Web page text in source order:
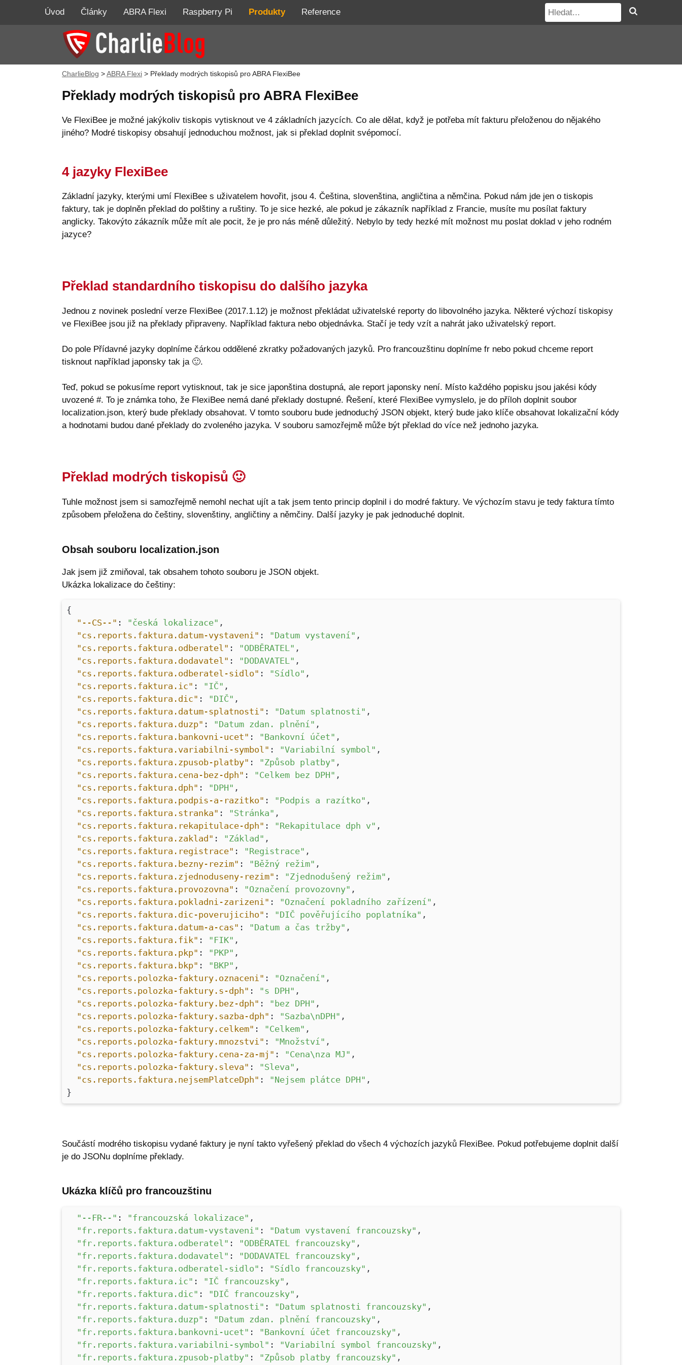
CharlieBlog >ABRA Flexi > Překlady modrých tiskopisů pro ABRA FlexiBee
Překlady modrých tiskopisů pro ABRA FlexiBee
Ve FlexiBee je možné jakýkoliv tiskopis vytisknout ve 4 základních jazycích. Co ale dělat, když je potřeba mít fakturu přeloženou do nějakého
jiného? Modré tiskopisy obsahují jednoduchou možnost, jak si překlad doplnit svépomocí.
4 jazyky FlexiBee
Základní jazyky, kterými umí FlexiBee s uživatelem hovořit, jsou 4. Čeština, slovenština, angličtina a němčina. Pokud nám jde jen o tiskopis
faktury, tak je doplněn překlad do polštiny a ruštiny. To je sice hezké, ale pokud je zákazník například z Francie, musíte mu posílat faktury
anglicky. Takovýto zákazník může mít ale pocit, že je pro nás méně důležitý. Nebylo by tedy hezké mít možnost mu poslat doklad v jeho rodném
jazyce?
Překlad standardního tiskopisu do dalšího jazyka
Jednou z novinek poslední verze FlexiBee (2017.1.12) je možnost překládat uživatelské reporty do libovolného jazyka. Některé výchozí tiskopisy
ve FlexiBee jsou již na překlady připraveny. Například faktura nebo objednávka. Stačí je tedy vzít a nahrát jako uživatelský report.
Do pole Přídavné jazyky doplníme čárkou oddělené zkratky požadovaných jazyků. Pro francouzštinu doplníme fr nebo pokud chceme report
tisknout například japonsky tak ja 🙂.
Teď, pokud se pokusíme report vytisknout, tak je sice japonština dostupná, ale report japonsky není. Místo každého popisku jsou jakési kódy
uvozené #. To je známka toho, že FlexiBee nemá dané překlady dostupné. Řešení, které FlexiBee vymyslelo, je do příloh doplnit soubor
localization.json, který bude překlady obsahovat. V tomto souboru bude jednoduchý JSON objekt, který bude jako klíče obsahovat lokalizační kódy
a hodnotami budou dané překlady do zvoleného jazyka. V souboru samozřejmě může být překlad do více než jednoho jazyka.
Překlad modrých tiskopisů 🙂
Tuhle možnost jsem si samozřejmě nemohl nechat ujít a tak jsem tento princip doplnil i do modré faktury. Ve výchozím stavu je tedy faktura tímto
způsobem přeložena do češtiny, slovenštiny, angličtiny a němčiny. Další jazyky je pak jednoduché doplnit.
Obsah souboru localization.json
Jak jsem již zmiňoval, tak obsahem tohoto souboru je JSON objekt.
Ukázka lokalizace do češtiny:
{
"--CS--" : "česká lokalizace" ,
"cs.reports.faktura.datum-vystaveni" : "Datum vystavení" ,
"cs.reports.faktura.odberatel" : "ODBĚRATEL" ,
"cs.reports.faktura.dodavatel" : "DODAVATEL" ,
"cs.reports.faktura.odberatel-sidlo" : "Sídlo" ,
"cs.reports.faktura.ic" : "IČ" ,
"cs.reports.faktura.dic" : "DIČ" ,
"cs.reports.faktura.datum-splatnosti" : "Datum splatnosti" ,
"cs.reports.faktura.duzp" : "Datum zdan. plnění" ,
"cs.reports.faktura.bankovni-ucet" : "Bankovní účet" ,
"cs.reports.faktura.variabilni-symbol" : "Variabilní symbol" ,
"cs.reports.faktura.zpusob-platby" : "Způsob platby" ,
"cs.reports.faktura.cena-bez-dph" : "Celkem bez DPH" ,
"cs.reports.faktura.dph" : "DPH" ,
"cs.reports.faktura.podpis-a-razitko" : "Podpis a razítko" ,
"cs.reports.faktura.stranka" : "Stránka" ,
"cs.reports.faktura.rekapitulace-dph" : "Rekapitulace dph v" ,
"cs.reports.faktura.zaklad" : "Základ" ,
"cs.reports.faktura.registrace" : "Registrace" ,
"cs.reports.faktura.bezny-rezim" : "Běžný režim" ,
"cs.reports.faktura.zjednoduseny-rezim" : "Zjednodušený režim" ,
"cs.reports.faktura.provozovna" : "Označení provozovny" ,
"cs.reports.faktura.pokladni-zarizeni" : "Označení pokladního zařízení" ,
"cs.reports.faktura.dic-poverujiciho" : "DIČ pověřujícího poplatníka" ,
"cs.reports.faktura.datum-a-cas" : "Datum a čas tržby" ,
"cs.reports.faktura.fik" : "FIK" ,
"cs.reports.faktura.pkp" : "PKP" ,
"cs.reports.faktura.bkp" : "BKP" ,
"cs.reports.polozka-faktury.oznaceni" : "Označení" ,
"cs.reports.polozka-faktury.s-dph" : "s DPH" ,
"cs.reports.polozka-faktury.bez-dph" : "bez DPH" ,
"cs.reports.polozka-faktury.sazba-dph" : "Sazba\nDPH" ,
"cs.reports.polozka-faktury.celkem" : "Celkem" ,
"cs.reports.polozka-faktury.mnozstvi" : "Množství" ,
"cs.reports.polozka-faktury.cena-za-mj" : "Cena\nza MJ" ,
"cs.reports.polozka-faktury.sleva" : "Sleva" ,
"cs.reports.faktura.nejsemPlatceDph" : "Nejsem plátce DPH" ,
}
Součástí modrého tiskopisu vydané faktury je nyní takto vyřešený překlad do všech 4 výchozích jazyků FlexiBee. Pokud potřebujeme doplnit další
je do JSONu doplníme překlady.
Ukázka klíčů pro francouzštinu
"--FR--" : "francouzská lokalizace" ,
"fr.reports.faktura.datum-vystaveni" : "Datum vystavení francouzsky" ,
"fr.reports.faktura.odberatel" : "ODBĚRATEL francouzsky" ,
"fr.reports.faktura.dodavatel" : "DODAVATEL francouzsky" ,
"fr.reports.faktura.odberatel-sidlo" : "Sídlo francouzsky" ,
"fr.reports.faktura.ic" : "IČ francouzsky" ,
"fr.reports.faktura.dic" : "DIČ francouzsky" ,
"fr.reports.faktura.datum-splatnosti" : "Datum splatnosti francouzsky" ,
"fr.reports.faktura.duzp" : "Datum zdan. plnění francouzsky" ,
"fr.reports.faktura.bankovni-ucet" : "Bankovní účet francouzsky" ,
"fr.reports.faktura.variabilni-symbol" : "Variabilní symbol francouzsky" ,
"fr.reports.faktura.zpusob-platby" : "Způsob platby francouzsky" ,
Úvod Články ABRA Flexi Raspberry Pi Produkty Reference